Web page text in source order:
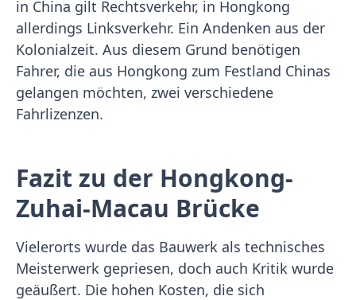
in China gilt Rechtsverkehr, in Hongkong
allerdings Linksverkehr. Ein Andenken aus der
Kolonialzeit. Aus diesem Grund benötigen
Fahrer, die aus Hongkong zum Festland Chinas
gelangen möchten, zwei verschiedene
Fahrlizenzen.
Fazit zu der Hongkong-
Zuhai-Macau Brücke
Vielerorts wurde das Bauwerk als technisches
Meisterwerk gepriesen, doch auch Kritik wurde
geäußert. Die hohen Kosten, die sich